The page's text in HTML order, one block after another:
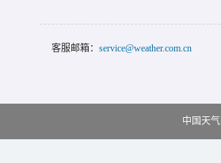
客服邮箱： service@weather.com.cn
中国天